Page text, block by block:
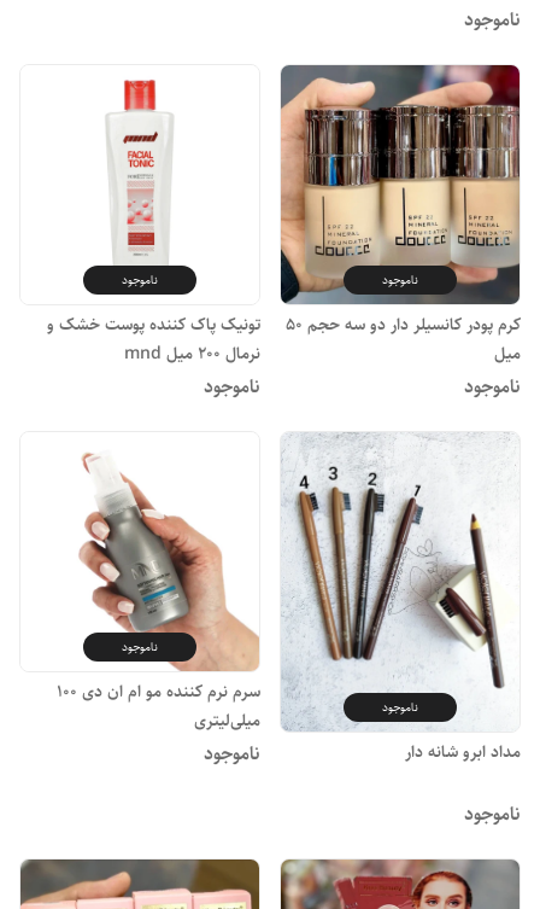
ناموجود
ناموجود
کرم پودر کانسیلر دار دو سه حجم ۵۰
میل
ناموجود
ناموجود
تونیک پاک کننده پوست خشک و
نرمال ۲۰۰ میل mnd
ناموجود
ناموجود
مداد ابرو شانه دار
ناموجود
ناموجود
سرم نرم کننده مو ام ان دی 100
میلی‌لیتری
ناموجود